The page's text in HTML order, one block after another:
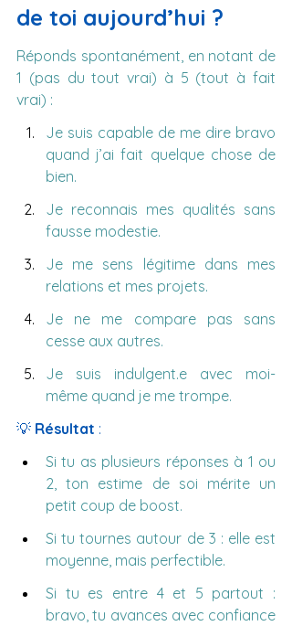
de toi aujourd’hui ?
Réponds spontanément, en notant de
1 (pas du tout vrai) à 5 (tout à fait
vrai) :
Je suis capable de me dire bravo
quand j’ai fait quelque chose de
bien.
Je reconnais mes qualités sans
fausse modestie.
Je me sens légitime dans mes
relations et mes projets.
Je ne me compare pas sans
cesse aux autres.
Je suis indulgent.e avec moi-
même quand je me trompe.
💡 Résultat :
Si tu as plusieurs réponses à 1 ou
2, ton estime de soi mérite un
petit coup de boost.
Si tu tournes autour de 3 : elle est
moyenne, mais perfectible.
Si tu es entre 4 et 5 partout :
bravo, tu avances avec confiance